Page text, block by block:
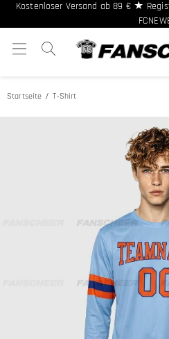
Kostenloser Versand ab 89 € ★
5% Rabatt ab 2 Stk. CODE: FCB2 ◈
Startseite T-Shirt